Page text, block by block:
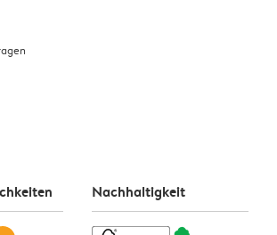
Nachhaltigkeit